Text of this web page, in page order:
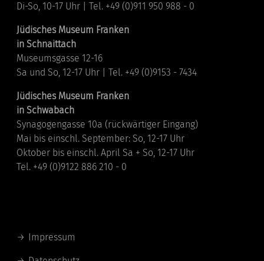
Di-So, 10-17 Uhr | Tel. +49 (0)911 950 988 - 0
Jüdisches Museum Franken
in Schnaittach
Museumsgasse 12-16
Sa und So, 12-17 Uhr | Tel. +49 (0)9153 - 7434
Jüdisches Museum Franken
in Schwabach
Synagogengasse 10a (rückwärtiger Eingang)
Mai bis einschl. September: So, 12-17 Uhr
Oktober bis einschl. April Sa + So, 12-17 Uhr
Tel. +49 (0)9122 886 210 - 0
Impressum